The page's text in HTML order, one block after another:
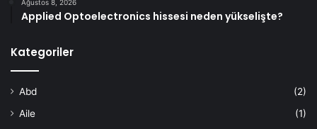
Ağustos 8, 2026
Applied Optoelectronics hissesi neden yükselişte?
Kategoriler
Abd
(2)
Aile
(1)